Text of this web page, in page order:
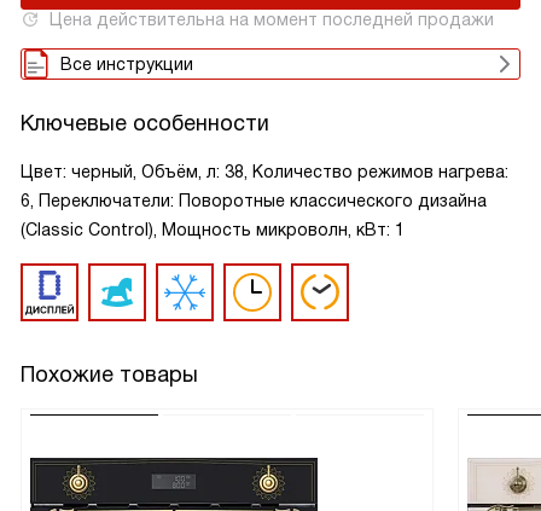
Цена действительна на момент последней продажи
Все инструкции
Ключевые особенности
Цвет: черный, Объём, л: 38, Количество режимов нагрева:
6, Переключатели: Поворотные классического дизайна
(Classic Control), Мощность микроволн, кВт: 1
Похожие товары